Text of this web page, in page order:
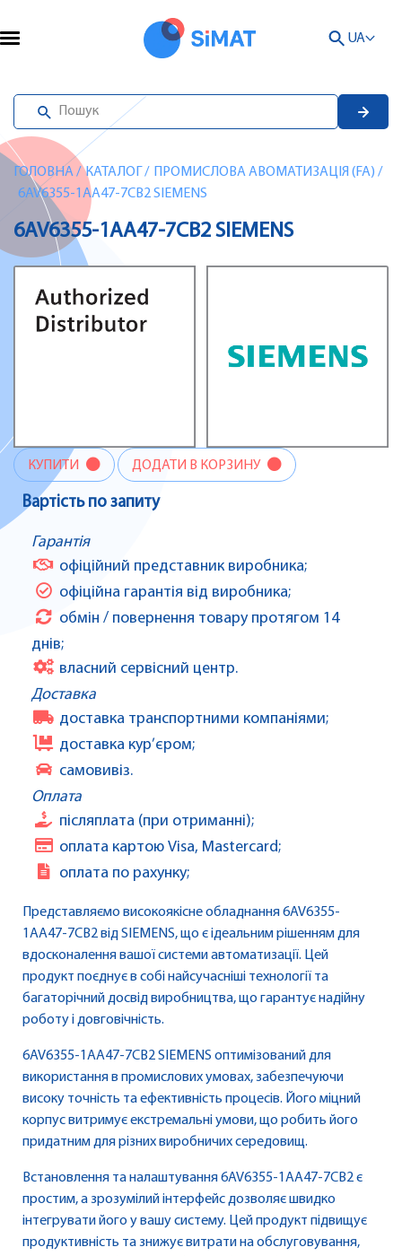
UA
ГОЛОВНА/ КАТАЛОГ / ПРОМИСЛОВА АВОМАТИЗАЦІЯ (FA) /
6AV6355-1AA47-7CB2 SIEMENS
6AV6355-1AA47-7CB2 SIEMENS
КУПИТИ ДОДАТИ В КОРЗИНУ
Вартість по запиту
Гарантія
офіційний представник виробника;
офіційна гарантія від виробника;
обмін / повернення товару протягом 14
днів;
власний сервісний центр.
Доставка
доставка транспортними компаніями;
доставка кур’єром;
самовивіз.
Оплата
післяплата (при отриманні);
оплата картою Visa, Mastercard;
оплата по рахунку;
Представляємо високоякісне обладнання 6AV6355-
1AA47-7CB2 від SIEMENS, що є ідеальним рішенням для
вдосконалення вашої системи автоматизації. Цей
продукт поєднує в собі найсучасніші технології та
багаторічний досвід виробництва, що гарантує надійну
роботу і довговічність.
6AV6355-1AA47-7CB2 SIEMENS оптимізований для
використання в промислових умовах, забезпечуючи
високу точність та ефективність процесів. Його міцний
корпус витримує екстремальні умови, що робить його
придатним для різних виробничих середовищ.
Встановлення та налаштування 6AV6355-1AA47-7CB2 є
простим, а зрозумілий інтерфейс дозволяє швидко
інтегрувати його у вашу систему. Цей продукт підвищує
продуктивність та знижує витрати на обслуговування,